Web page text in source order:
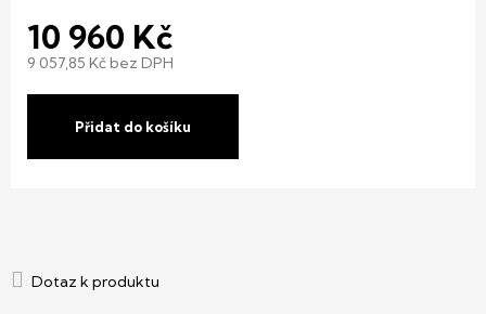
10 960 Kč
9 057,85 Kč bez DPH
Přidat do košíku